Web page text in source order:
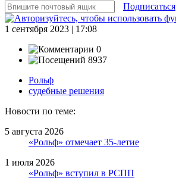
Подписаться
1 сентября 2023 | 17:08
0
8937
Рольф
судебные решения
Новости по теме:
5 августа 2026
«Рольф» отмечает 35-летие
1 июля 2026
«Рольф» вступил в РСПП